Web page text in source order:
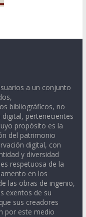
a un conjunto
bibliográficos, no
pertenecientes
propósito es la
del patrimonio
digital, con
y diversidad
respetuosa de la
en los
las obras de ingenio,
exentos de su
sus creadores
por este medio